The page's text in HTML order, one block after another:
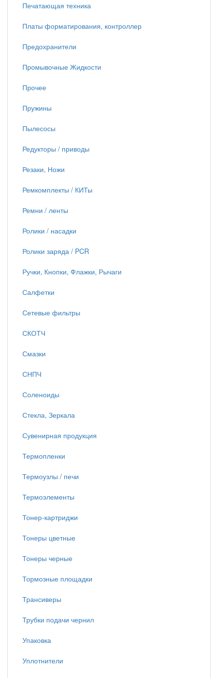
Печатающая техника
Платы форматирования, контроллер
Предохранители
Промывочные Жидкости
Прочее
Пружины
Пылесосы
Редукторы / приводы
Резаки, Ножи
Ремкомплекты / КИТы
Ремни / ленты
Ролики / насадки
Ролики заряда / PCR
Ручки, Кнопки, Флажки, Рычаги
Салфетки
Сетевые фильтры
СКОТЧ
Смазки
СНПЧ
Соленоиды
Стекла, Зеркала
Сувенирная продукция
Термопленки
Термоузлы / печи
Термоэлементы
Тонер-картриджи
Тонеры цветные
Тонеры черные
Тормозные площадки
Трансиверы
Трубки подачи чернил
Упаковка
Уплотнители